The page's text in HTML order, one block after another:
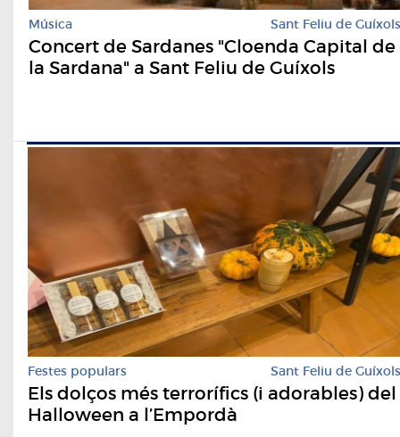
Música Sant Feliu de Guíxols
Concert de Sardanes "Cloenda Capital de
la Sardana" a Sant Feliu de Guíxols
Festes populars Sant Feliu de Guíxols
Els dolços més terrorífics (i adorables) del
Halloween a l’Empordà